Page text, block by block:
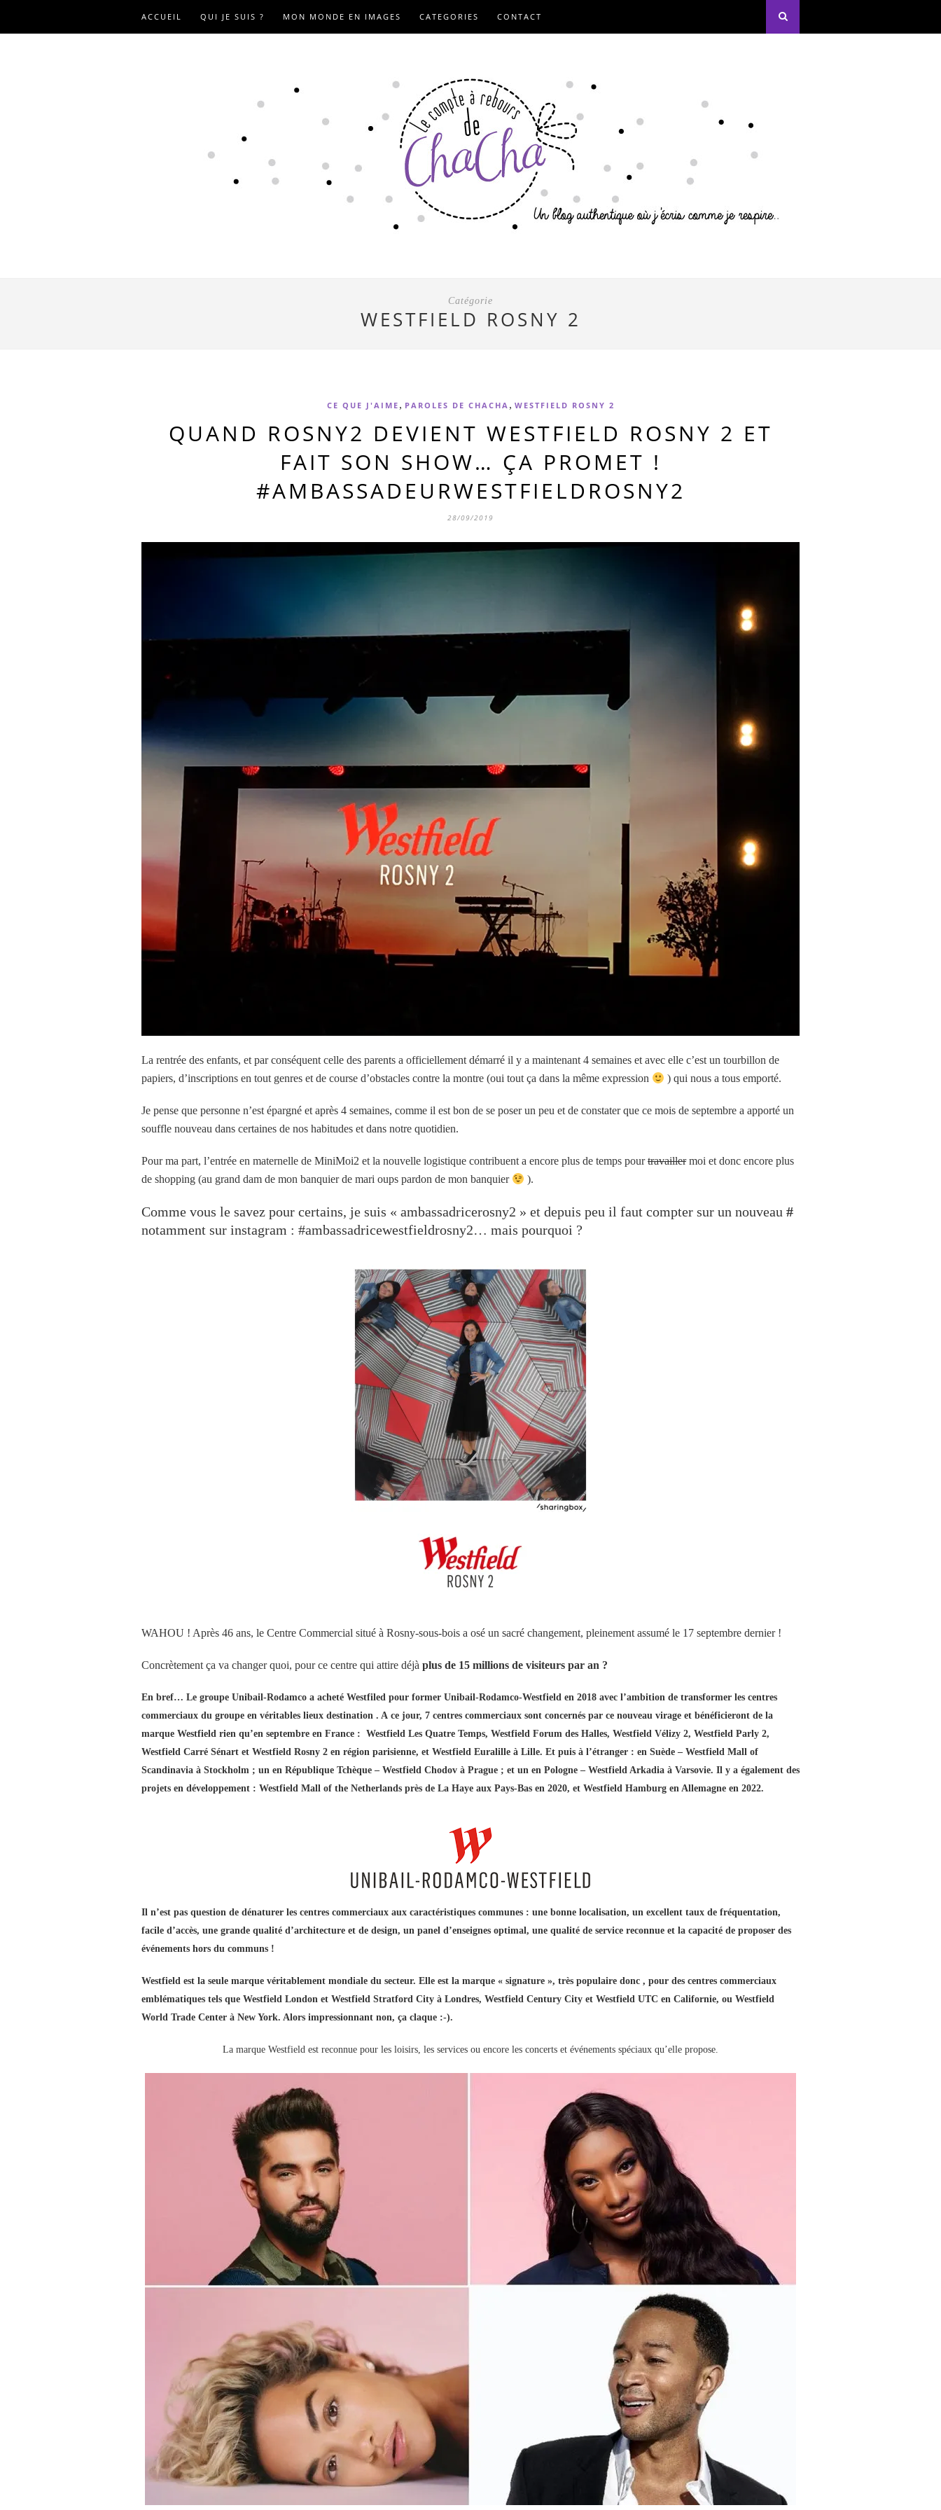
ACCUEIL QUI JE SUIS ? MON MONDE EN IMAGES CATEGORIES CONTACT
Catégorie
WESTFIELD ROSNY 2
CE QUE J'AIME , PAROLES DE CHACHA , WESTFIELD ROSNY 2
QUAND ROSNY2 DEVIENT WESTFIELD ROSNY 2 ET
FAIT SON SHOW… ÇA PROMET !
#AMBASSADEURWESTFIELDROSNY2
28/09/2019
La rentrée des enfants, et par conséquent celle des parents a officiellement démarré il y a maintenant 4 semaines et avec elle c’est un tourbillon de
papiers, d’inscriptions en tout genres et de course d’obstacles contre la montre (oui tout ça dans la même expression
) qui nous a tous emporté.
Je pense que personne n’est épargné et après 4 semaines, comme il est bon de se poser un peu et de constater que ce mois de septembre a apporté un
souffle nouveau dans certaines de nos habitudes et dans notre quotidien.
Pour ma part, l’entrée en maternelle de MiniMoi2 et la nouvelle logistique contribuent a encore plus de temps pourtravaillermoi et donc encore plus
de shopping (au grand dam de mon banquier de mari oups pardon de mon banquier
).
Comme vous le savez pour certains, je suis « ambassadricerosny2 » et depuis peu il faut compter sur un nouveau #
notamment sur instagram : #ambassadricewestfieldrosny2… mais pourquoi ?
WAHOU ! Après 46 ans, le Centre Commercial situé à Rosny-sous-bois a osé un sacré changement, pleinement assumé le 17 septembre dernier !
Concrètement ça va changer quoi, pour ce centre qui attire déjà plus de 15 millions de visiteurs par an ?
En bref… Le groupe Unibail-Rodamco a acheté Westfiled pour former Unibail-Rodamco-Westfield en 2018 avec l’ambition de transformer les centres
commerciaux du groupe en véritables lieux destination . A ce jour, 7 centres commerciaux sont concernés par ce nouveau virage et bénéficieront de la
marque Westfield rien qu’en septembre en France : Westfield Les Quatre Temps, Westfield Forum des Halles, Westfield Vélizy 2, Westfield Parly 2,
Westfield Carré Sénart et Westfield Rosny 2 en région parisienne, et Westfield Euralille à Lille. Et puis à l’étranger : en Suède – Westfield Mall of
Scandinavia à Stockholm ; un en République Tchèque – Westfield Chodov à Prague ; et un en Pologne – Westfield Arkadia à Varsovie. Il y a également des
projets en développement : Westfield Mall of the Netherlands près de La Haye aux Pays-Bas en 2020, et Westfield Hamburg en Allemagne en 2022.
Il n’est pas question de dénaturer les centres commerciaux aux caractéristiques communes : une bonne localisation, un excellent taux de fréquentation,
facile d’accès, une grande qualité d’architecture et de design, un panel d’enseignes optimal, une qualité de service reconnue et la capacité de proposer des
événements hors du communs !
Westfield est la seule marque véritablement mondiale du secteur. Elle est la marque « signature », très populaire donc , pour des centres commerciaux
emblématiques tels que Westfield London et Westfield Stratford City à Londres, Westfield Century City et Westfield UTC en Californie, ou Westfield
World Trade Center à New York. Alors impressionnant non, ça claque :-).
La marque Westfield est reconnue pour les loisirs, les services ou encore les concerts et événements spéciaux qu’elle propose.